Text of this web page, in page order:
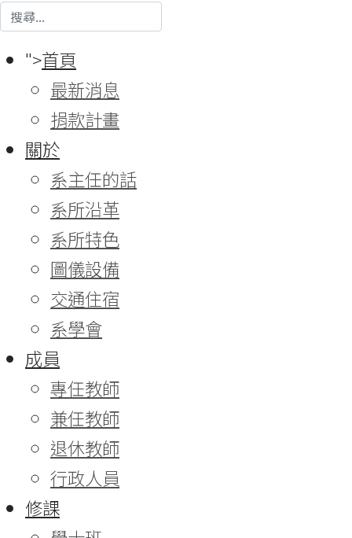
">首頁
最新消息
捐款計畫
關於
系主任的話
系所沿革
系所特色
圖儀設備
交通住宿
系學會
成員
專任教師
兼任教師
退休教師
行政人員
修課